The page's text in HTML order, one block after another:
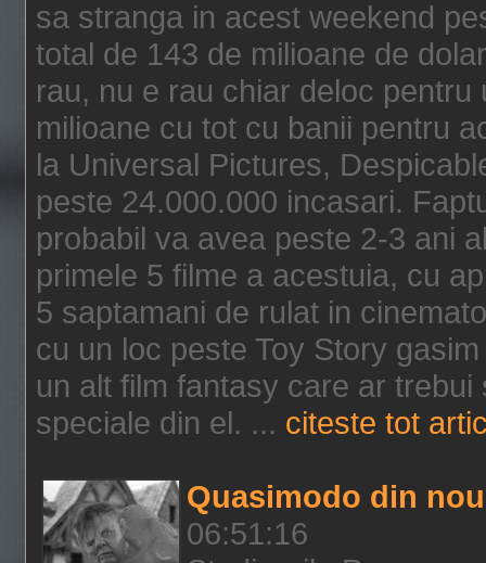
sa stranga in acest weekend
total de 143 de milioane de
rau, nu e rau chiar deloc
milioane cu tot cu banii pentru
la Universal Pictures,
peste 24.000.000 incasari.
probabil va avea peste 2-3 ani
primele 5 filme a acestuia, cu
5 saptamani de rulat in
cu un loc peste Toy Story
un alt film fantasy care ar
speciale din el. ... citeste tot
Quasimodo din
06:51:16